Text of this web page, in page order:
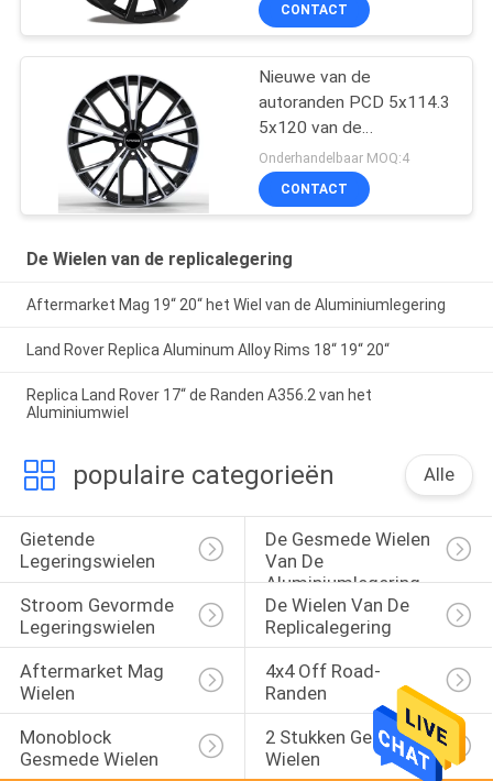
CONTACT
Nieuwe van de
autoranden PCD 5x114.3
5x120 van de
ontwerp19x8.5 duim
aftermarket van de
replicaaudi
Onderhandelbaar MOQ:4
CONTACT
De Wielen van de replicalegering
Aftermarket Mag 19“ 20“ het Wiel van de Aluminiumlegering
Land Rover Replica Aluminum Alloy Rims 18“ 19“ 20“
Replica Land Rover 17“ de Randen A356.2 van het
Aluminiumwiel
populaire categorieën Alle
Gietende
Legeringswielen
De Gesmede Wielen
Van De
Aluminiumlegering
Stroom Gevormde
Legeringswielen
De Wielen Van De
Replicalegering
Aftermarket Mag
Wielen
4x4 Off Road-
Randen
Monoblock
Gesmede Wielen
2 Stukken Gesmede
Wielen